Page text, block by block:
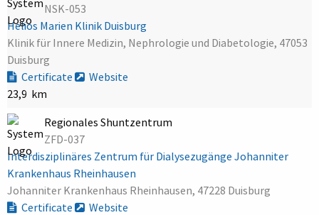
NSK-053
Helios Marien Klinik Duisburg
Klinik für Innere Medizin, Nephrologie und Diabetologie, 47053
Duisburg
Certificate
Website
23,9 km
Regionales Shuntzentrum
ZFD-037
Interdisziplinäres Zentrum für Dialysezugänge Johanniter
Krankenhaus Rheinhausen
Johanniter Krankenhaus Rheinhausen, 47228 Duisburg
Certificate
Website